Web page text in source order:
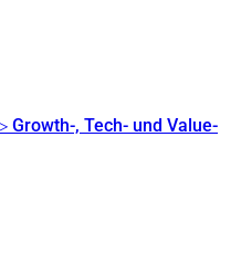
Growth-, Tech- und Value-